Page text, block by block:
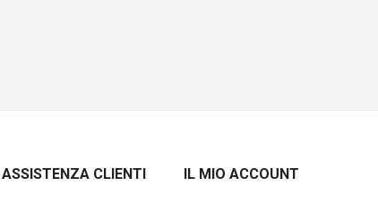
ASSISTENZA CLIENTI IL MIO ACCOUNT